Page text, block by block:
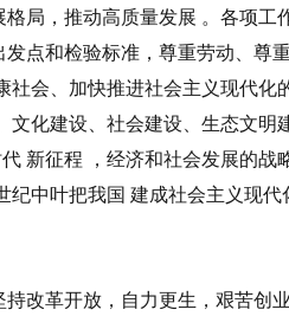
格局，推动高质量发展 。各项工
点和检验标准，尊重劳动、尊重
社会、加快推进社会主义现代化
文化建设、社会建设、生态文明
新征程
，经济和社会发展的战
纪中叶把我国 建成社会主义现代
改革开放，自力更生，艰苦创